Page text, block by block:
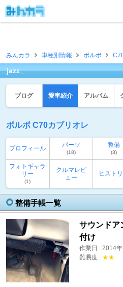
みんカラ 車種別情報 ボルボ
_jazz_
ブログ 愛車紹介 アルバム
ボルボ C70カブリオレ
プロフィール パーツ
(18)
整備
(3)
フォトギャラ
リー
(1)
クルマレビ
ュー
ヒスト
整備手帳一覧
サウンドア
付け
作業日 : 2014
難易度 : ★★